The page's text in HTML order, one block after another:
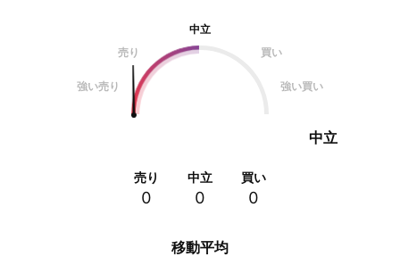
中立
売り
買い
強い売り 強い買い
中立
売り
0
中立
0
買い
0
移動平均